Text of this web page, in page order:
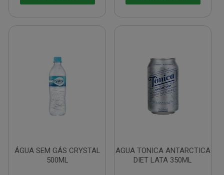
ÁGUA SEM GÁS CRYSTAL
500ML
AGUA TONICA ANTARCTICA
DIET LATA 350ML